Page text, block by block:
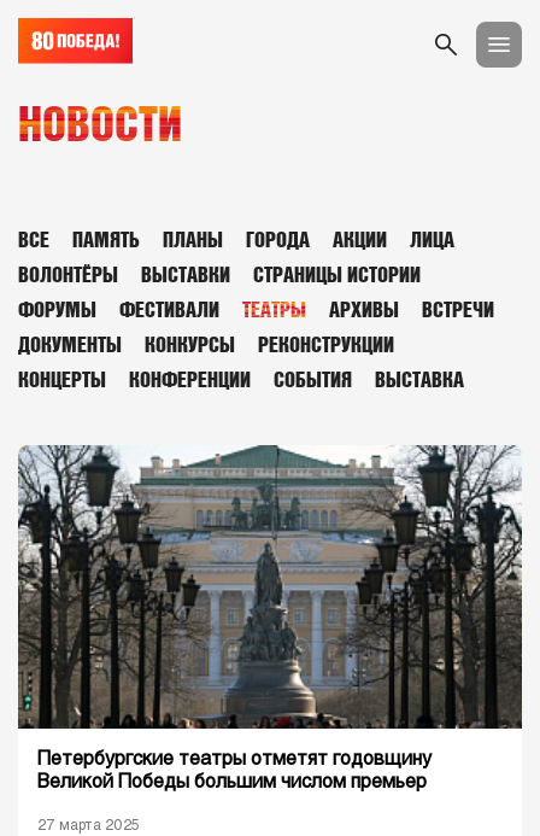
НОВОСТИ
ВСЕ ПАМЯТЬ ПЛАНЫ ГОРОДА АКЦИИ
ЛИЦА
ВОЛОНТЁРЫ
ВЫСТАВКИ
СТРАНИЦЫ ИСТОРИИ
ФОРУМЫ
ФЕСТИВАЛИ ТЕАТРЫ АРХИВЫ
ВСТРЕЧИ
ДОКУМЕНТЫ
КОНКУРСЫ
РЕКОНСТРУКЦИИ
КОНЦЕРТЫ
КОНФЕРЕНЦИИ СОБЫТИЯ ВЫСТАВКА
Петербургские театры отметят годовщину
Великой Победы большим числом премьер
27 марта 2025